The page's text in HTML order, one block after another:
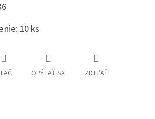
10 ks
OPÝTAŤ SA ZDIEĽAŤ